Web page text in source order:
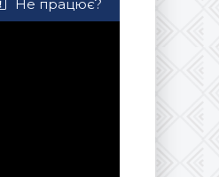
Не працює?